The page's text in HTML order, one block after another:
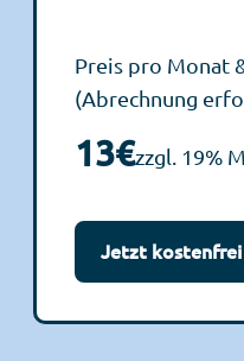
Preis pro Monat
(Abrechnung
13€zzgl. 19%
Jetzt